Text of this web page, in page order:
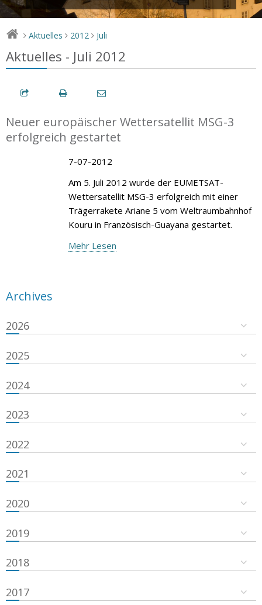
> Aktuelles > 2012 > Juli
Aktuelles - Juli 2012
Neuer europäischer Wettersatellit MSG-3
erfolgreich gestartet
7-07-2012
Am 5. Juli 2012 wurde der EUMETSAT-
Wettersatellit MSG-3 erfolgreich mit einer
Trägerrakete Ariane 5 vom Weltraumbahnhof
Kouru in Französisch-Guayana gestartet.
Mehr Lesen
Archives
2026
2025
2024
2023
2022
2021
2020
2019
2018
2017